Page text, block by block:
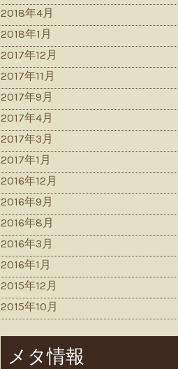
2018年4月
2018年1月
2017年12月
2017年11月
2017年9月
2017年4月
2017年3月
2017年1月
2016年12月
2016年9月
2016年8月
2016年3月
2016年1月
2015年12月
2015年10月
メタ情報